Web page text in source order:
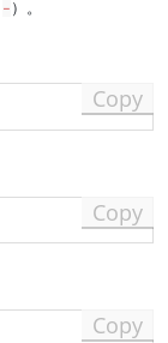
15
8
- ）。
Copy
Copy
Copy